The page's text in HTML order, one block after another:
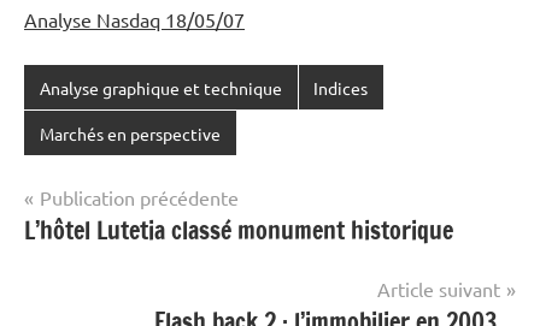
Analyse Nasdaq 18/05/07
Analyse graphique et technique Indices
Marchés en perspective
Navigation
de
Publication précédente
L’hôtel Lutetia classé monument historique
Article suivant